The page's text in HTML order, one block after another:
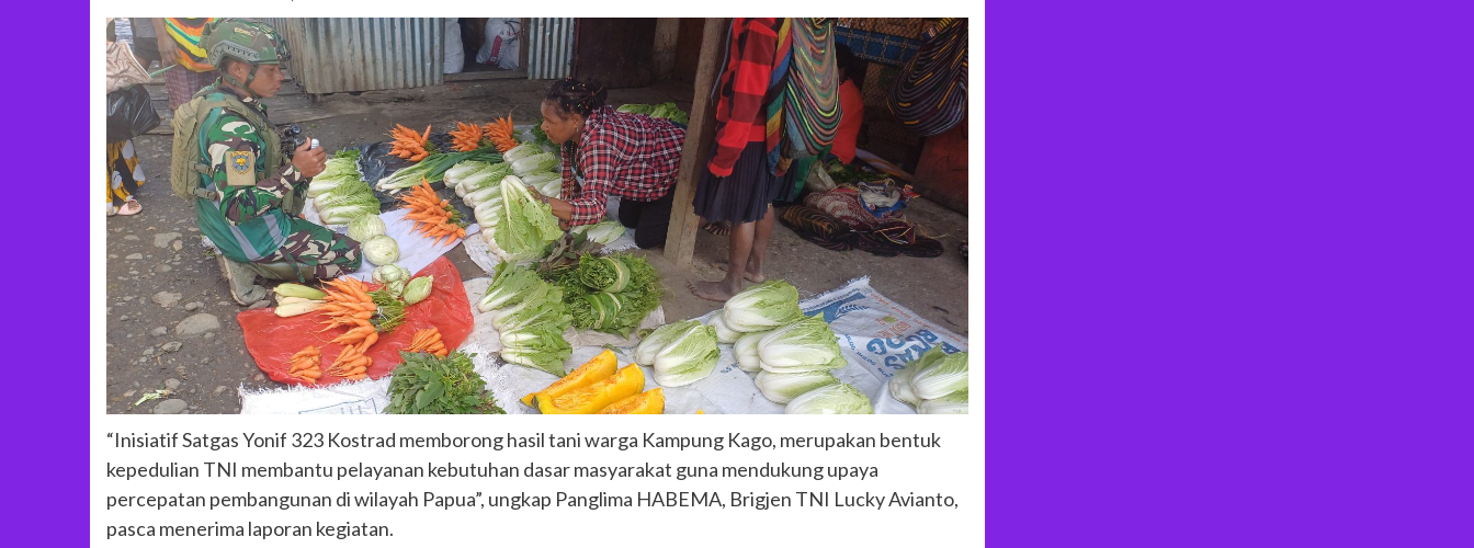
“Inisiatif Satgas Yonif 323 Kostrad memborong hasil tani warga Kampung Kago, merupakan bentuk
kepedulian TNI membantu pelayanan kebutuhan dasar masyarakat guna mendukung upaya
percepatan pembangunan di wilayah Papua”, ungkap Panglima HABEMA, Brigjen TNI Lucky Avianto,
pasca menerima laporan kegiatan.